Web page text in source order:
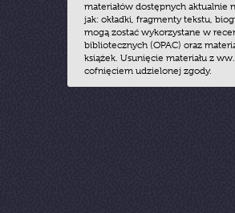
materiałów dostępnych
jak: okładki, fragmenty tekstu,
mogą zostać wykorzystane w
bibliotecznych (OPAC) oraz
książek. Usunięcie materiału z
cofnięciem udzielonej zgody.